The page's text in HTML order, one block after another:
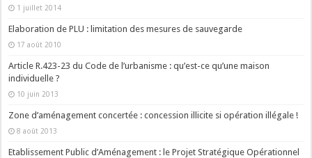
1 juillet 2014
Elaboration de PLU : limitation des mesures de sauvegarde
17 août 2010
Article R.423-23 du Code de l’urbanisme : qu’est-ce qu’une maison
individuelle ?
10 juin 2013
Zone d’aménagement concertée : concession illicite si opération illégale !
8 août 2013
Etablissement Public d’Aménagement : le Projet Stratégique Opérationnel